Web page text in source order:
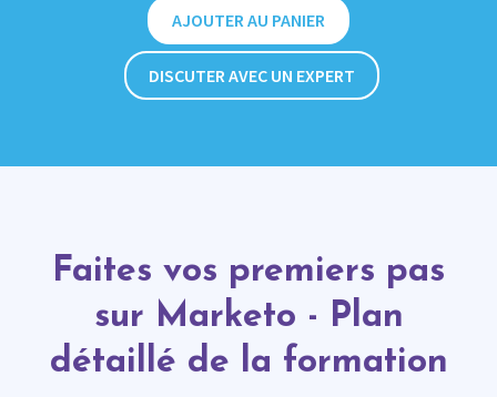
AJOUTER AU PANIER
DISCUTER AVEC UN EXPERT
Faites vos premiers pas
sur Marketo - Plan
détaillé de la formation